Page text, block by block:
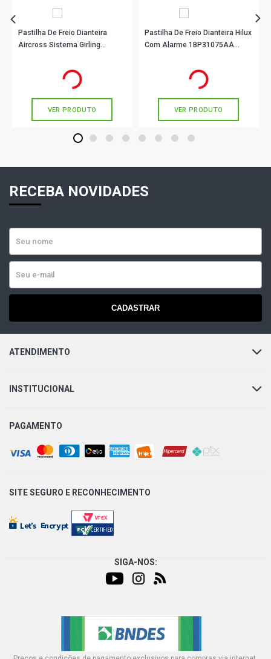
Pastilha De Freio Dianteira
Aircross Sistema Girling
em até 6x de
VER PRODUTO
Pastilha De Freio Dianteira Hilux
Com Alarme 1BP31075AA
em até 5x de
VER PRODUTO
1 2 3 4 5 6 7 8
RECEBA NOVIDADES
CADASTRAR
ATENDIMENTO
INSTITUCIONAL
PAGAMENTO
SITE SEGURO E RECONHECIMENTO
SIGA-NOS: